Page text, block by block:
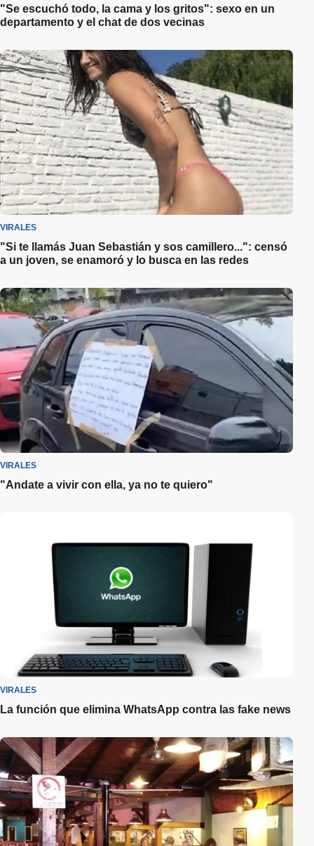
"Se escuchó todo, la cama y los gritos": sexo en un
departamento y el chat de dos vecinas
VIRALES
"Si te llamás Juan Sebastián y sos camillero...": censó
a un joven, se enamoró y lo busca en las redes
VIRALES
"Andate a vivir con ella, ya no te quiero"
VIRALES
La función que elimina WhatsApp contra las fake news